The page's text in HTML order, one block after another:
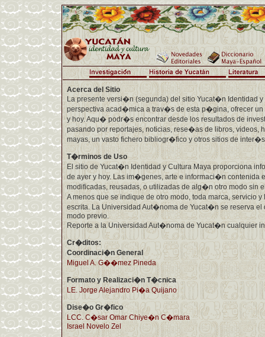
Acerca del Sitio
La presente versi�n (segunda) del sitio Yucat�n Identidad
perspectiva acad�mica a trav�s de esta p�gina, ofrecer un
y hoy. Aqu� podr�s encontrar desde los resultados de
pasando por reportajes, noticias, rese�as de libros, videos,
mayas, un vasto fichero bibliogr�fico y otros sitios de
T�rminos de Uso
El sitio de Yucat�n Identidad y Cultura Maya proporciona
de ayer y hoy. Las im�genes, arte e informaci�n contenida
modificadas, reusadas, o utilizadas de alg�n otro modo sin
A menos que se indique de otro modo, toda marca,
escrita. La Universidad Aut�noma de Yucat�n se reserva
modo previo.
Reporte a la Universidad Aut�noma de Yucat�n cualquier
Cr�ditos:
Coordinaci�n General
Miguel A. G��mez Pineda
Formato y Realizaci�n T�cnica
LE. Jorge Alejandro Pi�a Quijano
Dise�o Gr�fico
LCC. C�sar Omar Chiye�n C�mara
Israel Novelo Zel